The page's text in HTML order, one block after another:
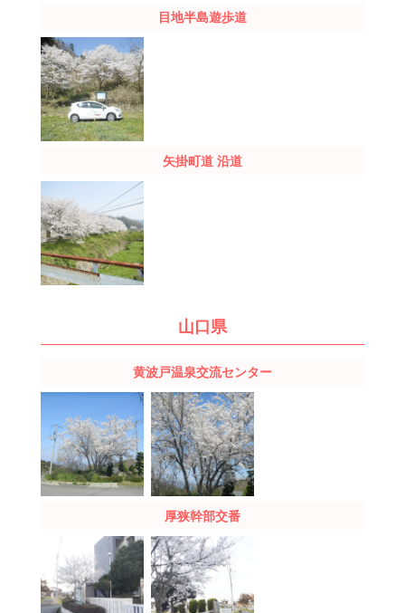
目地半島遊歩道
矢掛町道 沿道
山口県
黄波戸温泉交流センター
厚狭幹部交番